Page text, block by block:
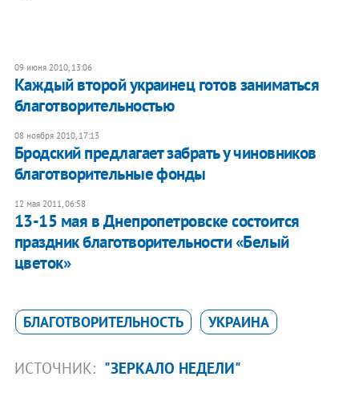
09 июня 2010, 13:06
Каждый второй украинец готов заниматься
благотворительностью
08 ноября 2010, 17:13
Бродский предлагает забрать у чиновников
благотворительные фонды
12 мая 2011, 06:58
13-15 мая в Днепропетровске состоится
праздник благотворительности «Белый
цветок»
БЛАГОТВОРИТЕЛЬНОСТЬ УКРАИНА
ИСТОЧНИК: "ЗЕРКАЛО НЕДЕЛИ"